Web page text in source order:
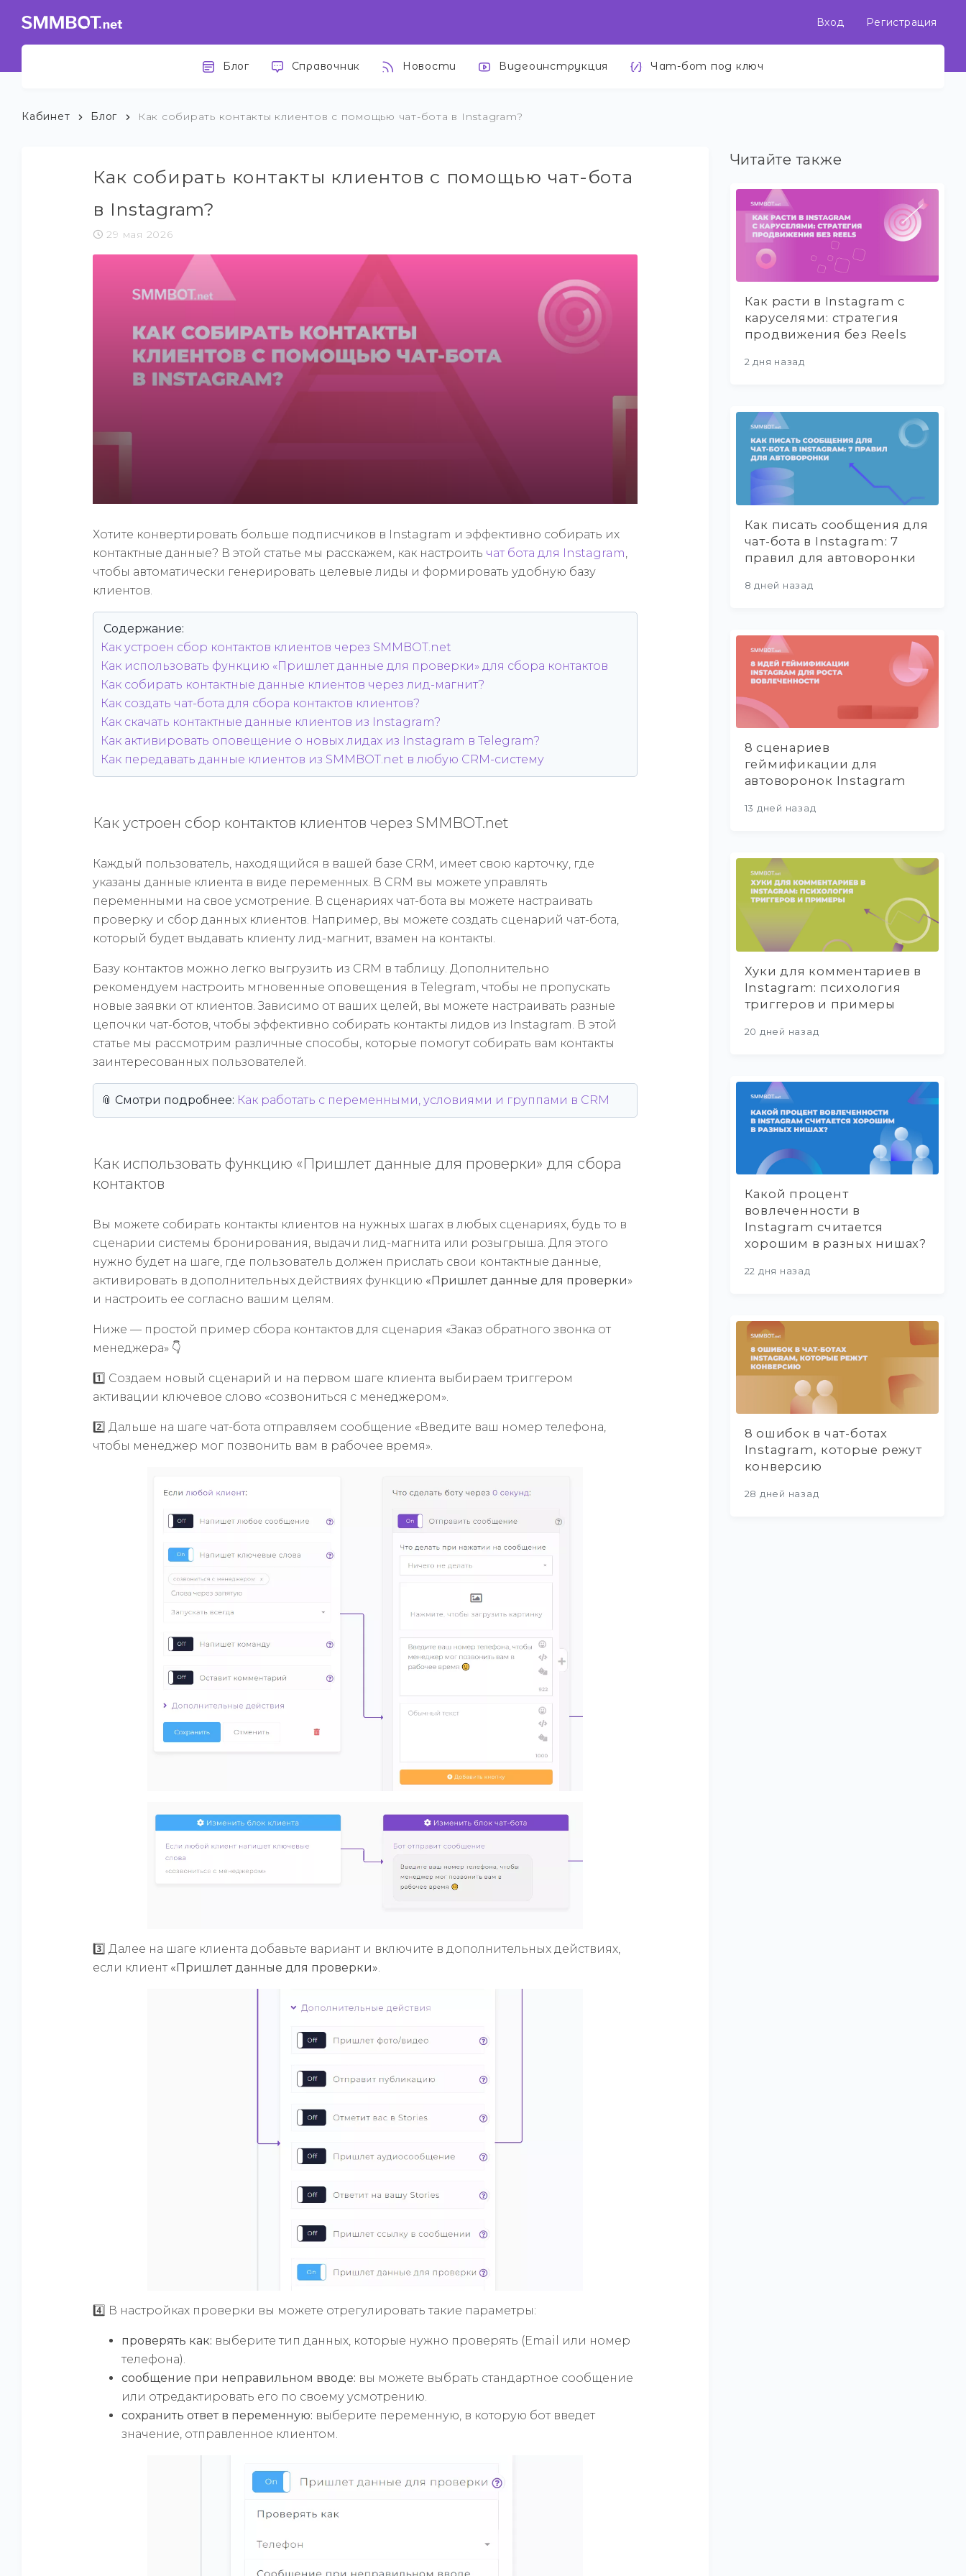
Вход Регистрация
Блог Справочник Новости Видеоинструкция Чат-бот под ключ
Кабинет Блог Как собирать контакты клиентов с помощью чат-бота в Instagram?
Как собирать контакты клиентов с помощью чат-бота
в Instagram?
29 мая 2026
Хотите конвертировать больше подписчиков в Instagram и эффективно собирать их
контактные данные? В этой статье мы расскажем, как настроить чат бота для Instagram,
чтобы автоматически генерировать целевые лиды и формировать удобную базу
клиентов.
Содержание:
Как устроен сбор контактов клиентов через SMMBOT.net
Как использовать функцию «Пришлет данные для проверки» для сбора контактов
Как собирать контактные данные клиентов через лид-магнит?
Как создать чат-бота для сбора контактов клиентов?
Как скачать контактные данные клиентов из Instagram?
Как активировать оповещение о новых лидах из Instagram в Telegram?
Как передавать данные клиентов из SMMBOT.net в любую CRM-систему
Как устроен сбор контактов клиентов через SMMBOT.net
Каждый пользователь, находящийся в вашей базе CRM, имеет свою карточку, где
указаны данные клиента в виде переменных. В CRM вы можете управлять
переменными на свое усмотрение. В сценариях чат-бота вы можете настраивать
проверку и сбор данных клиентов. Например, вы можете создать сценарий чат-бота,
который будет выдавать клиенту лид-магнит, взамен на контакты.
Базу контактов можно легко выгрузить из CRM в таблицу. Дополнительно
рекомендуем настроить мгновенные оповещения в Telegram, чтобы не пропускать
новые заявки от клиентов. Зависимо от ваших целей, вы можете настраивать разные
цепочки чат-ботов, чтобы эффективно собирать контакты лидов из Instagram. В этой
статье мы рассмотрим различные способы, которые помогут собирать вам контакты
заинтересованных пользователей.
📎 Смотри подробнее: Как работать с переменными, условиями и группами в CRM
Как использовать функцию «Пришлет данные для проверки» для сбора
контактов
Вы можете собирать контакты клиентов на нужных шагах в любых сценариях, будь то в
сценарии системы бронирования, выдачи лид-магнита или розыгрыша. Для этого
нужно будет на шаге, где пользователь должен прислать свои контактные данные,
активировать в дополнительных действиях функцию «Пришлет данные для проверки»
и настроить ее согласно вашим целям.
Ниже — простой пример сбора контактов для сценария «Заказ обратного звонка от
менеджера» 👇
1️⃣ Создаем новый сценарий и на первом шаге клиента выбираем триггером
активации ключевое слово «созвониться с менеджером».
2️⃣ Дальше на шаге чат-бота отправляем сообщение «Введите ваш номер телефона,
чтобы менеджер мог позвонить вам в рабочее время».
3️⃣ Далее на шаге клиента добавьте вариант и включите в дополнительных действиях,
если клиент «Пришлет данные для проверки».
4️⃣ В настройках проверки вы можете отрегулировать такие параметры:
проверять как: выберите тип данных, которые нужно проверять (Email или номер
телефона).
сообщение при неправильном вводе: вы можете выбрать стандартное сообщение
или отредактировать его по своему усмотрению.
сохранить ответ в переменную: выберите переменную, в которую бот введет
значение, отправленное клиентом.
Читайте также
Как расти в Instagram с
каруселями: стратегия
продвижения без Reels
2 дня назад
Как писать сообщения для
чат-бота в Instagram: 7
правил для автоворонки
8 дней назад
8 сценариев
геймификации для
автоворонок Instagram
13 дней назад
Хуки для комментариев в
Instagram: психология
триггеров и примеры
20 дней назад
Какой процент
вовлеченности в
Instagram считается
хорошим в разных нишах?
22 дня назад
8 ошибок в чат-ботах
Instagram, которые режут
конверсию
28 дней назад